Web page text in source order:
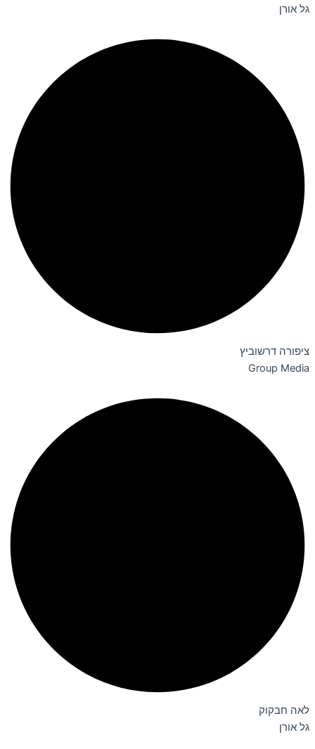
גל אורן
ציפורה דרשוביץ
Group Media
לאה חבקוק
גל אורן